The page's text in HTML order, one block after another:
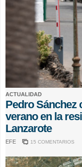
ACTUALIDAD
Pedro Sánchez
verano en la
Lanzarote
EFE 15 COMENTARIOS